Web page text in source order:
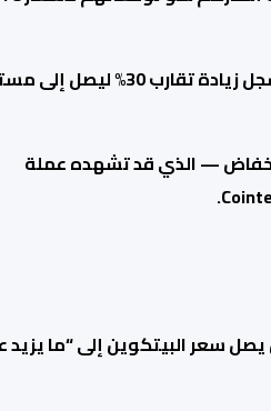
، حيث سجل زيادة تقارب 30%
— الذي قد تشهده عملة
يصل سعر البيتكوين إلى “ما يزيد